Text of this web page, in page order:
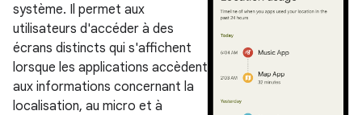
système. Il permet aux
utilisateurs d'accéder à des
écrans distincts qui s'affichent
lorsque les applications accèdent
aux informations concernant la
localisation, au micro et à